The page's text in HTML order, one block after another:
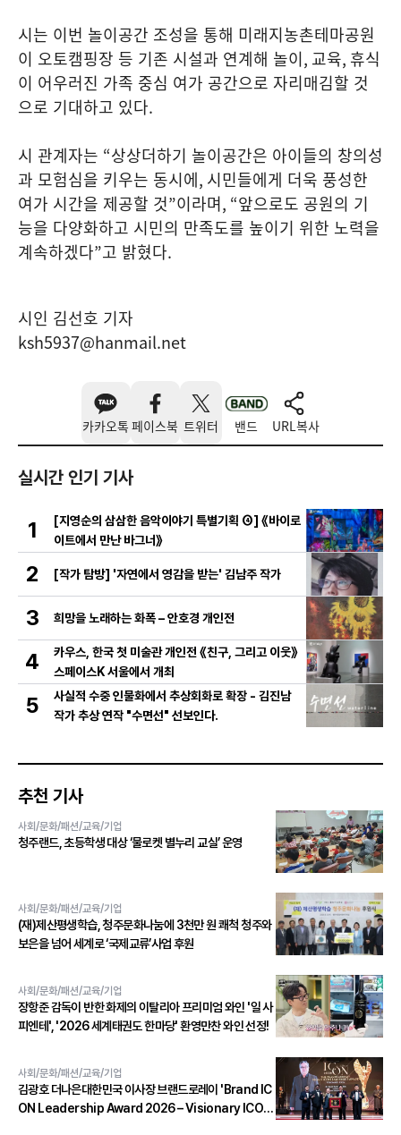
시는 이번 놀이공간 조성을 통해 미래지농촌테마공원
이 오토캠핑장 등 기존 시설과 연계해 놀이, 교육, 휴식
이 어우러진 가족 중심 여가 공간으로 자리매김할 것
으로 기대하고 있다.
시 관계자는 “상상더하기 놀이공간은 아이들의 창의성
과 모험심을 키우는 동시에, 시민들에게 더욱 풍성한
여가 시간을 제공할 것”이라며, “앞으로도 공원의 기
능을 다양화하고 시민의 만족도를 높이기 위한 노력을
계속하겠다”고 밝혔다.
시인 김선호 기자
ksh5937@hanmail.net
카카오톡 페이스북 트위터 밴드 URL복사
실시간 인기 기사
1
[지영순의 삼삼한 음악이야기 특별기획 ④] 《바이로
이트에서 만난 바그너》
2 [작가 탐방] '자연에서 영감을 받는' 김남주 작가
3 희망을 노래하는 화폭 – 안호경 개인전
4
카우스, 한국 첫 미술관 개인전 《친구, 그리고 이웃》
스페이스K 서울에서 개최
5
사실적 수중 인물화에서 추상회화로 확장 - 김진남
작가 추상 연작 "수면선" 선보인다.
추천 기사
사회/문화/패션/교육/기업
청주랜드, 초등학생 대상 ‘물로켓 별누리 교실’ 운영
사회/문화/패션/교육/기업
(재)제산평생학습, 청주문화나눔에 3천만 원 쾌척 청주와
보은을 넘어 세계로 ‘국제교류’사업 후원
사회/문화/패션/교육/기업
장항준 감독이 반한 화제의 이탈리아 프리미엄 와인 '일 사
피엔테', '2026 세계태권도 한마당' 환영만찬 와인 선정!
사회/문화/패션/교육/기업
김광호 더나은대한민국 이사장 브랜드로레이 'Brand IC
ON Leadership Award 2026 – Visionary ICON'